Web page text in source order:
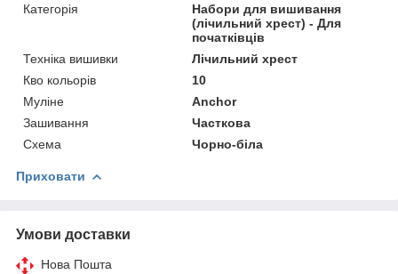
Категорія
Набори для вишивання
(лічильний хрест) - Для
початківців
Техніка вишивки
Лічильний хрест
Кво кольорів
10
Муліне
Anchor
Зашивання
Часткова
Схема
Чорно-біла
Приховати
Умови доставки
Нова Пошта